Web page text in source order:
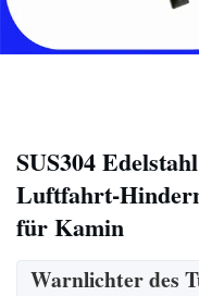
SUS304
Luftfahrt-
für Kamin
Warnlichter des